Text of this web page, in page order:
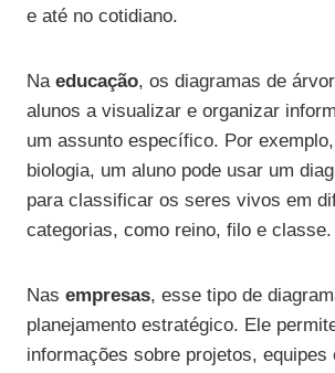
e até no cotidiano.
Na educação, os diagramas de
alunos a visualizar e organizar
um assunto específico. Por
biologia, um aluno pode usar um
para classificar os seres vivos em
categorias, como reino, filo e classe.
Nas empresas, esse tipo de
planejamento estratégico. Ele
informações sobre projetos, equipes